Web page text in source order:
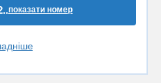
показати номер